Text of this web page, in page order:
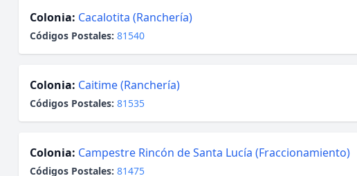
Colonia: Cacalotita (Ranchería)
Códigos Postales: 81540
Colonia: Caitime (Ranchería)
Códigos Postales: 81535
Colonia: Campestre Rincón de Santa Lucía (Fraccionamiento)
Códigos Postales: 81475